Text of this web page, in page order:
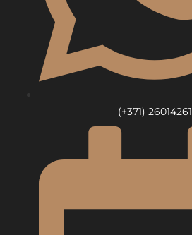
(+371) 26014261